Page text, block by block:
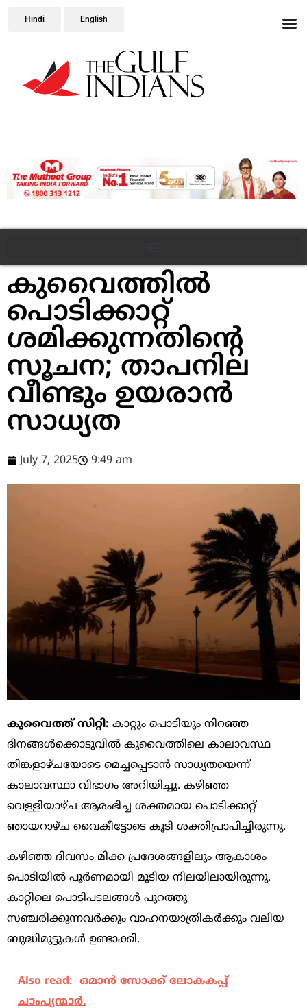
Hindi English
കുവൈത്തിൽ
പൊടിക്കാറ്റ്
ശമിക്കുന്നതിന്റെ
സൂചന; താപനില
വീണ്ടും ഉയരാൻ
സാധ്യത
July 7, 2025 9:49 am
കുവൈത്ത് സിറ്റി: കാറ്റും പൊടിയും നിറഞ്ഞ
ദിനങ്ങൾക്കൊടുവിൽ കുവൈത്തിലെ കാലാവസ്ഥ
തിങ്കളാഴ്ചയോടെ മെച്ചപ്പെടാൻ സാധ്യതയെന്ന്
കാലാവസ്ഥാ വിഭാഗം അറിയിച്ചു. കഴിഞ്ഞ
വെള്ളിയാഴ്ച ആരംഭിച്ച ശക്തമായ പൊടിക്കാറ്റ്
ഞായറാഴ്ച വൈകീട്ടോടെ കൂടി ശക്തിപ്രാപിച്ചിരുന്നു.
കഴിഞ്ഞ ദിവസം മിക്ക പ്രദേശങ്ങളിലും ആകാശം
പൊടിയിൽ പൂര്‍ണമായി മൂടിയ നിലയിലായിരുന്നു.
കാറ്റിലെ പൊടിപടലങ്ങൾ പുറത്തു
സഞ്ചരിക്കുന്നവർക്കും വാഹനയാത്രികർക്കും വലിയ
ബുദ്ധിമുട്ടുകൾ ഉണ്ടാക്കി.
Also read: ഒമാൻ സോക്ക് ലോകകപ്പ്
ചാംപ്യന്മാർ.